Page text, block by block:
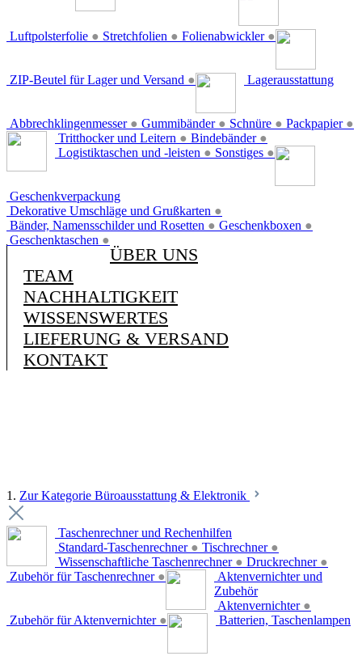
Luftpolsterfolie ● Stretchfolien ● Folienabwickler ●
ZIP-Beutel für Lager und Versand ●
Abbrechklingenmesser ● Gummibänder ● Schnüre ● Packpapier ●
Lagerausstattung
Tritthocker und Leitern ● Bindebänder ●
Logistiktaschen und -leisten ● Sonstiges ●
Geschenkverpackung
Dekorative Umschläge und Grußkarten ●
Bänder, Namensschilder und Rosetten ● Geschenkboxen ●
Geschenktaschen ●
ÜBER UNS
TEAM
NACHHALTIGKEIT
WISSENSWERTES
LIEFERUNG & VERSAND
KONTAKT
1. Zur Kategorie Büroausstattung & Elektronik
Taschenrechner und Rechenhilfen
Standard-Taschenrechner ● Tischrechner ●
Wissenschaftliche Taschenrechner ● Druckrechner ●
Zubehör für Taschenrechner ●
Aktenvernichter und
Zubehör
Aktenvernichter ●
Zubehör für Aktenvernichter ● Batterien, Taschenlampen